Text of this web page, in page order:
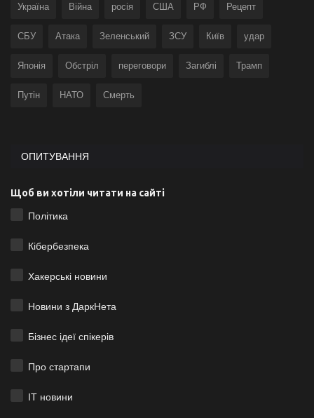
Україна Війна росія США РФ Рецепт
СБУ Атака Зеленський ЗСУ Київ удар
Японія Обстріл переговори Загиблі Трамп
Путін НАТО Смерть
ОПИТУВАННЯ
Щоб ви хотіли читати на сайті
Політика
Кібербезпека
Хакерські новини
Новини з ДаркНета
Бізнес ідеї спікерів
Про стартапи
ІТ новини